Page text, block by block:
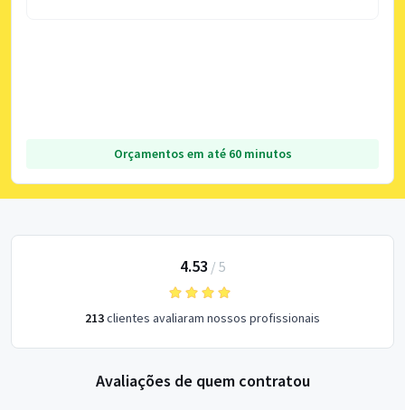
Orçamentos em até 60 minutos
4.53 / 5
213clientes avaliaram nossos profissionais
Avaliações de quem contratou